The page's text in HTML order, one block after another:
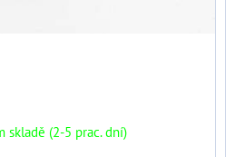
skladě (2-5 prac. dní)